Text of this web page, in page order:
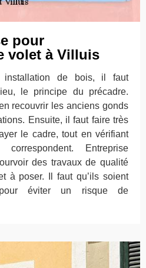
pour
volet à Villuis
installation de bois, il faut
le principe du précadre.
recouvrir les anciens gonds
Ensuite, il faut faire très
le cadre, tout en vérifiant
Entreprise
des travaux de qualité
à poser. Il faut qu’ils soient
éviter un risque de